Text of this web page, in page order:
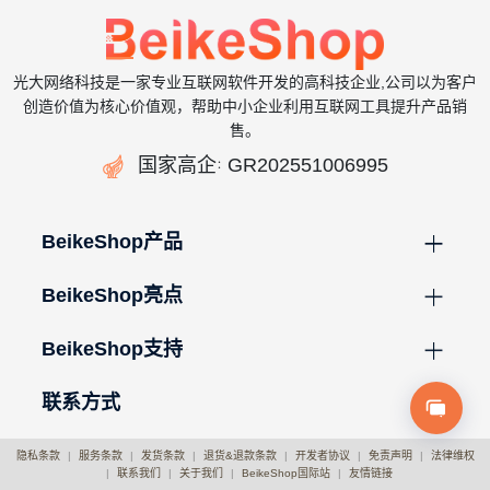
光大网络科技是一家专业互联网软件开发的高科技企业,公司以为客户
创造价值为核心价值观，帮助中小企业利用互联网工具提升产品销
售。
 国家高企： GR202551006995
BeikeShop产品
BeikeShop亮点
BeikeShop支持
联系方式
隐私条款 | 服务条款 | 发货条款 | 退货&退款条款 | 开发者协议 | 免责声明 |
法律维权
|
联系我们 | 关于我们 | BeikeShop国际站 | 友情链接